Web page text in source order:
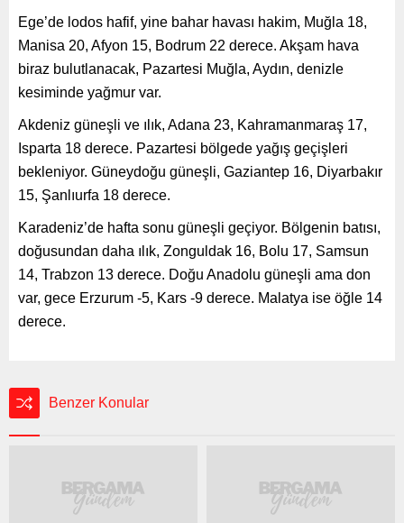
Ege’de lodos hafif, yine bahar havası hakim, Muğla 18,
Manisa 20, Afyon 15, Bodrum 22 derece. Akşam hava
biraz bulutlanacak, Pazartesi Muğla, Aydın, denizle
kesiminde yağmur var.
Akdeniz güneşli ve ılık, Adana 23, Kahramanmaraş 17,
Isparta 18 derece. Pazartesi bölgede yağış geçişleri
bekleniyor. Güneydoğu güneşli, Gaziantep 16, Diyarbakır
15, Şanlıurfa 18 derece.
Karadeniz’de hafta sonu güneşli geçiyor. Bölgenin batısı,
doğusundan daha ılık, Zonguldak 16, Bolu 17, Samsun
14, Trabzon 13 derece. Doğu Anadolu güneşli ama don
var, gece Erzurum -5, Kars -9 derece. Malatya ise öğle 14
derece.
Benzer Konular